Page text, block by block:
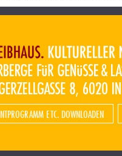
ETC. DOWNLOADEN